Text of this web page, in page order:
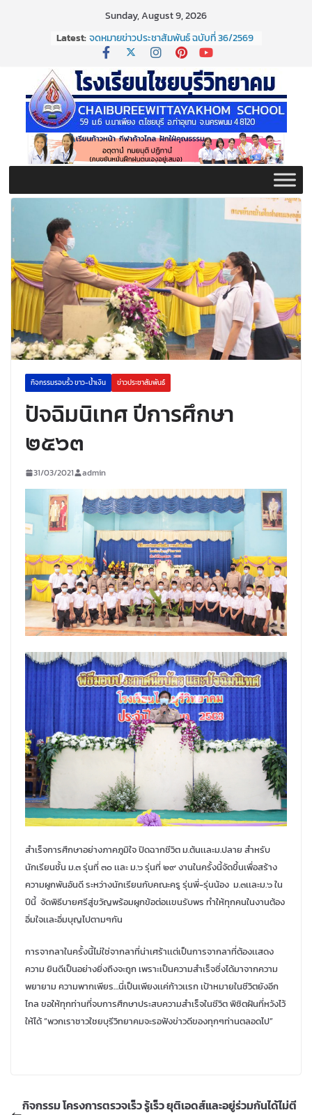
Sunday, August 9, 2026
Latest: ประจำเดือนมิถุนายน 2569
จดหมายข่าวประชาสัมพันธ์ ฉบับที่ 36/2569
ประจำเดือนมิถุนายน 2569
กิจกรรมต่อต้านยาเสพติด ปี ๒๕๖๙
กิจกรรมวันสุนทรภู่ ประจำปี ๒๕๖๙
จดหมายข่าวประชาสัมพันธ์ ฉบับที่ 38/2569
ประจำเดือนมิถุนายน 2569
กิจกรรมรอบรั้ว ขาว-น้ำเงิน ข่าวประชาสัมพันธ์
ปัจฉิมนิเทศ ปีการศึกษา
๒๕๖๓
31/03/2021 admin
สำเร็จการศึกษาอย่างภาคภูมิใจ ปิดฉากชีวิต ม.ต้นเเละม.ปลาย สำหรับ
นักเรียนชั้น ม.๓ รุ่นที่ ๓๐ เเละ ม.๖ รุ่นที่ ๒๙ งานในครั้งนี้จัดขึ้นเพื่อสร้าง
ความผูกพันอันดี ระหว่างนักเรียนกับคณะครู รุ่นพี่-รุ่นน้อง ม.๓เเละม.๖ ใน
ปีนี้ จัดพิธีบายศรีสู่ขวัญพร้อมผูกข้อต่อเเขนรับพร ทำให้ทุกคนในงานต้อง
อิ่มใจเเละอิ่มบุญไปตามๆกัน
การจากลาในครั้งนี้ไม่ใช่จากลาที่น่าเศร้าเเต่เป็นการจากลาที่ต้องเเสดง
ความ ยินดีเป็นอย่างยิ่งถึงจะถูก เพราะเป็นความสำเร็จซึ่งได้มาจากความ
พยายาม ความพากเพียร…นี่เป็นเพียงเเค่ก้าวเเรก เป้าหมายในชีวิตยังอีก
ไกล ขอให้ทุกท่านที่จบการศึกษาประสบความสำเร็จในชีวิต พิชิตฝันที่หวังไว้
ให้ได้ “พวกเราชาวใชยบุรีวิทยาคมจะรอฟังข่าวดีของทุกๆท่านตลอดไป”
กิจกรรม โครงการตรวจเร็ว รู้เร็ว ยุติเอดส์และอยู่ร่วมกันได้ไม่ตี